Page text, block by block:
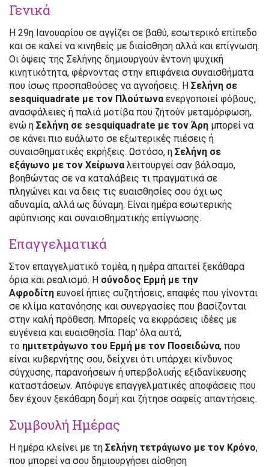
Γενικά
Η 29η Ιανουαρίου σε αγγίζει σε βαθύ, εσωτερικό επίπεδο
και σε καλεί να κινηθείς με διαίσθηση αλλά και επίγνωση.
Οι όψεις της Σελήνης δημιουργούν έντονη ψυχική
κινητικότητα, φέρνοντας στην επιφάνεια συναισθήματα
που ίσως προσπαθούσες να αγνοήσεις. Η Σελήνη σε
sesquiquadrate με τον Πλούτωναενεργοποιεί φόβους,
ανασφάλειες ή παλιά μοτίβα που ζητούν μεταμόρφωση,
ενώ η Σελήνη σε sesquiquadrate με τον Άρη μπορεί να
σε κάνει πιο ευάλωτο σε εξωτερικές πιέσεις ή
συναισθηματικές εκρήξεις. Ωστόσο, η Σελήνη σε
εξάγωνο με τον Χείρωναλειτουργεί σαν βάλσαμο,
βοηθώντας σε να καταλάβεις τι πραγματικά σε
πληγώνει και να δεις τις ευαισθησίες σου όχι ως
αδυναμία, αλλά ως δύναμη. Είναι ημέρα εσωτερικής
αφύπνισης και συναισθηματικής επίγνωσης.
Επαγγελματικά
Στον επαγγελματικό τομέα, η ημέρα απαιτεί ξεκάθαρα
όρια και ρεαλισμό. Η σύνοδος Ερμή με την
Αφροδίτη ευνοεί ήπιες συζητήσεις, επαφές που γίνονται
σε κλίμα κατανόησης και συνεργασίες που βασίζονται
στην καλή πρόθεση. Μπορείς να εκφράσεις ιδέες με
ευγένεια και ευαισθησία. Παρ’ όλα αυτά,
το ημιτετράγωνο του Ερμή με τον Ποσειδώνα, που
είναι κυβερνήτης σου, δείχνει ότι υπάρχει κίνδυνος
σύγχυσης, παρανοήσεων ή υπερβολικής εξιδανίκευσης
καταστάσεων. Απόφυγε επαγγελματικές αποφάσεις που
δεν έχουν ξεκάθαρη δομή και ζήτησε σαφείς απαντήσεις.
Συμβουλή Ημέρας
Η ημέρα κλείνει με τη Σελήνη τετράγωνο με τον Κρόνο,
που μπορεί να σου δημιουργήσει αίσθηση